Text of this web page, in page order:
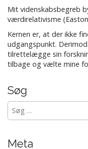
Mit videnskabsbegreb
værdirelativisme
Kernen er, at der ikke
udgangspunkt.
tilrettelægge sin
tilbage og vælte mine
Søg
Søg
efter:
Meta